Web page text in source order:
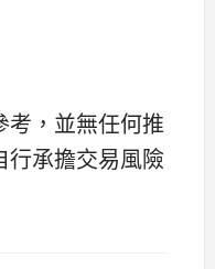
考，並無任何推
行承擔交易風險